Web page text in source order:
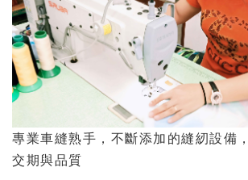
專業車縫熟手，不斷添加的縫紉設備
交期與品質